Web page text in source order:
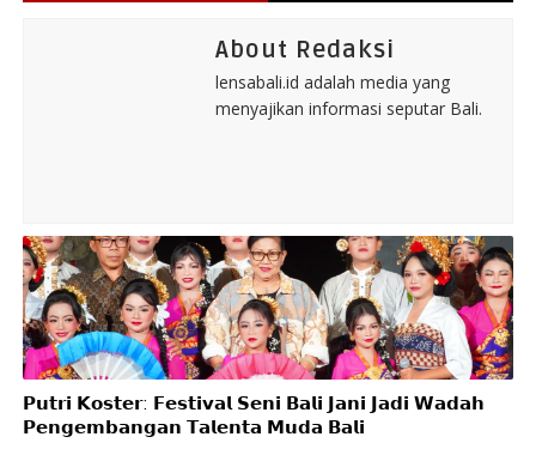
About Redaksi
lensabali.id adalah media yang
menyajikan informasi seputar Bali.
𝗣𝘂𝘁𝗿𝗶 𝗞𝗼𝘀𝘁𝗲𝗿: 𝗙𝗲𝘀𝘁𝗶𝘃𝗮𝗹 𝗦𝗲𝗻𝗶 𝗕𝗮𝗹𝗶 𝗝𝗮𝗻𝗶 𝗝𝗮𝗱𝗶 𝗪𝗮𝗱𝗮𝗵
𝗣𝗲𝗻𝗴𝗲𝗺𝗯𝗮𝗻𝗴𝗮𝗻 𝗧𝗮𝗹𝗲𝗻𝘁𝗮 𝗠𝘂𝗱𝗮 𝗕𝗮𝗹𝗶